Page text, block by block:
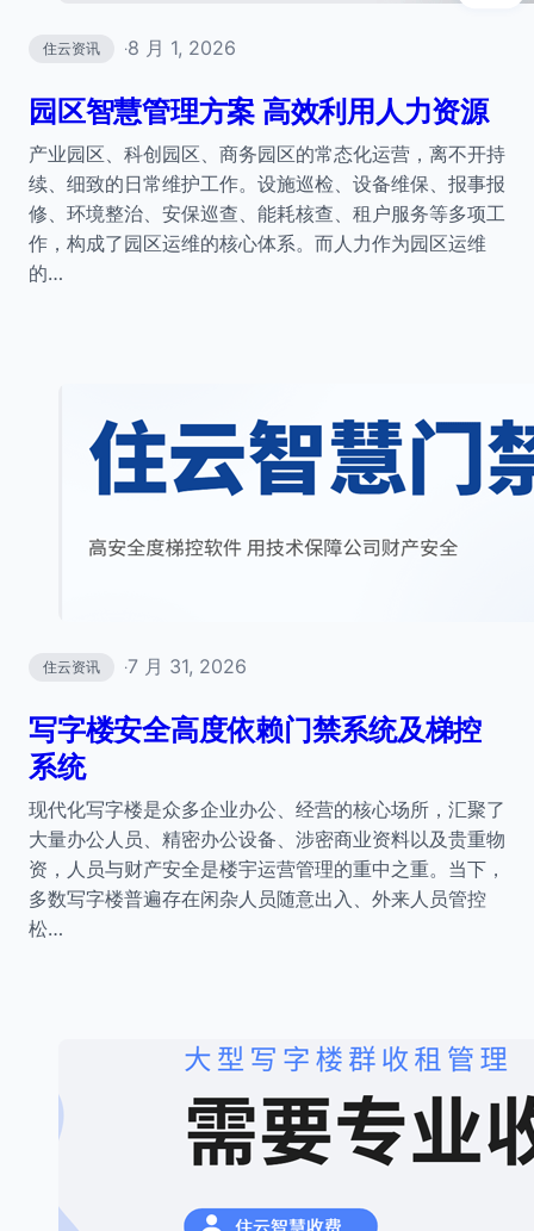
住云资讯 ·8 月 1, 2026
园区智慧管理方案 高效利用人力资源
产业园区、科创园区、商务园区的常态化运营，离不开持
续、细致的日常维护工作。设施巡检、设备维保、报事报
修、环境整治、安保巡查、能耗核查、租户服务等多项工
作，构成了园区运维的核心体系。而人力作为园区运维
的…
住云资讯 ·7 月 31, 2026
写字楼安全高度依赖门禁系统及梯控
系统
现代化写字楼是众多企业办公、经营的核心场所，汇聚了
大量办公人员、精密办公设备、涉密商业资料以及贵重物
资，人员与财产安全是楼宇运营管理的重中之重。当下，
多数写字楼普遍存在闲杂人员随意出入、外来人员管控
松…